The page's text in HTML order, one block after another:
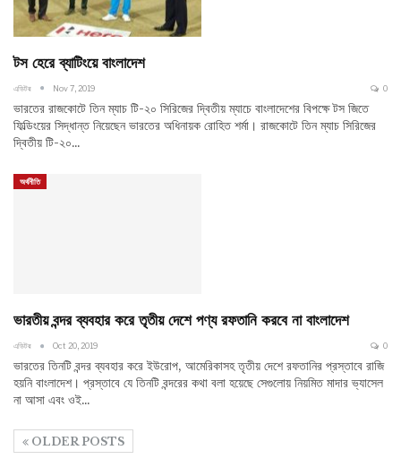
টস হেরে ব্যাটিংয়ে বাংলাদেশ
এডিটর Nov 7, 2019 0
ভারতের রাজকোটে তিন ম্যাচ টি-২০ সিরিজের দ্বিতীয় ম্যাচে বাংলাদেশের বিপক্ষে টস জিতে
ফিল্ডিংয়ের সিদ্ধান্ত নিয়েছেন ভারতের অধিনায়ক রোহিত শর্মা। রাজকোটে তিন ম্যাচ সিরিজের
দ্বিতীয় টি-২০…
অর্থনীতি
ভারতীয় বন্দর ব্যবহার করে তৃতীয় দেশে পণ্য রফতানি করবে না বাংলাদেশ
এডিটর Oct 20, 2019 0
ভারতের তিনটি বন্দর ব্যবহার করে ইউরোপ, আমেরিকাসহ তৃতীয় দেশে রফতানির প্রস্তাবে রাজি
হয়নি বাংলাদেশ। প্রস্তাবে যে তিনটি বন্দরের কথা বলা হয়েছে সেগুলোয় নিয়মিত মাদার ভ্যাসেল
না আসা এবং ওই…
OLDER POSTS